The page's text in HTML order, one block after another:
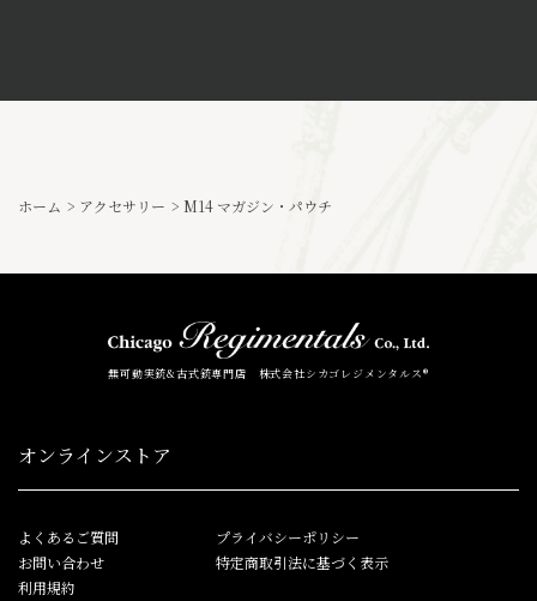
ホーム > アクセサリー > M14 マガジン・パウチ
無可動実銃&古式銃専門店 株式会社シカゴレジメンタルス®
オンラインストア
よくあるご質問
お問い合わせ
利用規約
プライバシーポリシー
特定商取引法に基づく表示